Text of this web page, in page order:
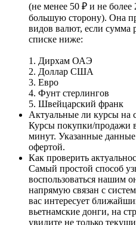
(не менее 50 ₽ и не более
большую сторону). Она
видов валют, если сумма
списке ниже:
1. Дирхам
2. Доллар
3. Евро
4. Фунт
5. Швейцарский
Актуальные ли курсы на
Курсы покупки/продажи
минут. Указанные
офертой.
Как проверить
Самый простой способ
воспользоваться нашим
напрямую связан с
вас интересует
вьетнамские донги, на
увидите не только